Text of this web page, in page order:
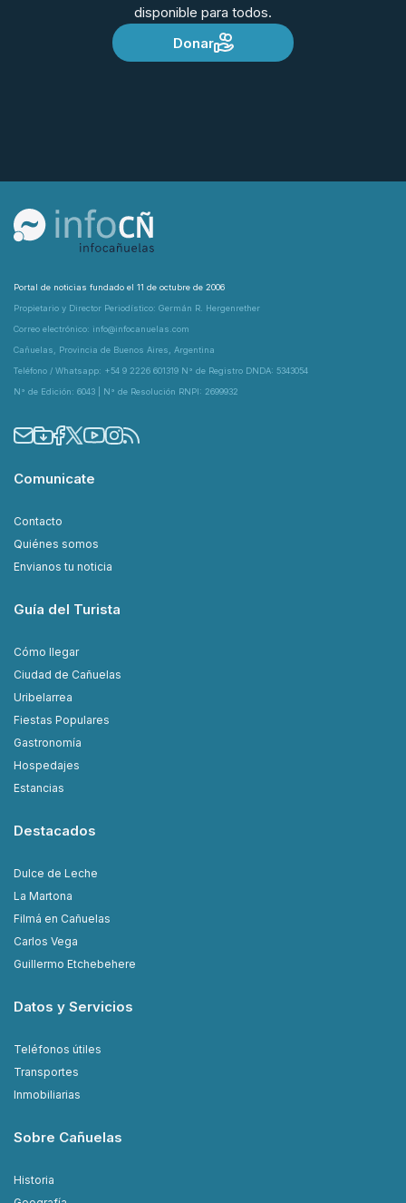
disponible para todos.
Donar
Portal de noticias fundado el 11 de octubre de 2006
Propietario y Director Periodístico: Germán R. Hergenrether
Correo electrónico: info@infocanuelas.com
Cañuelas, Provincia de Buenos Aires, Argentina
Teléfono / Whatsapp: +54 9 2226 601319 N° de Registro DNDA: 5343054
N° de Edición: 6043 | N° de Resolución RNPI: 2699932
Comunicate
Contacto
Quiénes somos
Envianos tu noticia
Guía del Turista
Cómo llegar
Ciudad de Cañuelas
Uribelarrea
Fiestas Populares
Gastronomía
Hospedajes
Estancias
Destacados
Dulce de Leche
La Martona
Filmá en Cañuelas
Carlos Vega
Guillermo Etchebehere
Datos y Servicios
Teléfonos útiles
Transportes
Inmobiliarias
Sobre Cañuelas
Historia